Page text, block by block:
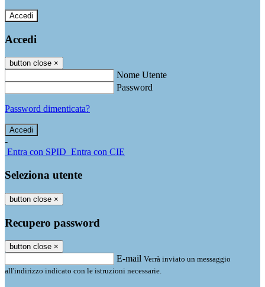
Accedi
Accedi
button close ×
Nome Utente
Password
Password dimenticata?
-
Entra con SPID Entra con CIE
Seleziona utente
button close ×
Recupero password
button close ×
E-mail Verrà inviato un messaggio
all'indirizzo indicato con le istruzioni necessarie.